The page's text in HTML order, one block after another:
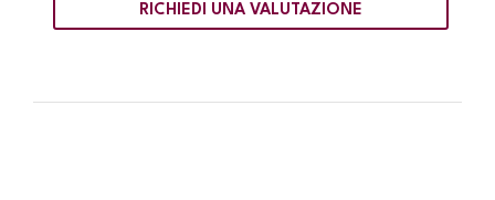
RICHIEDI UNA VALUTAZIONE